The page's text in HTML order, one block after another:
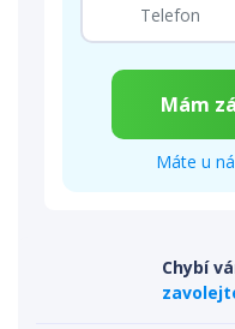
Máte u
Chybí